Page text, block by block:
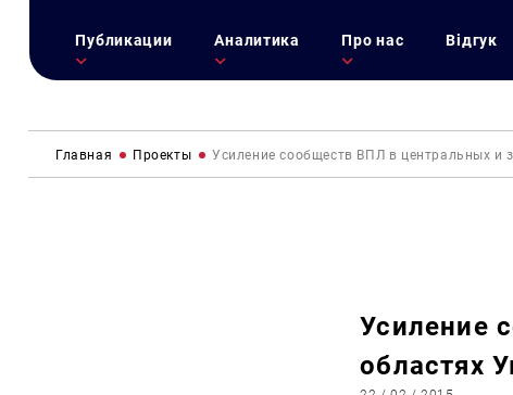
Публикации Аналитика Про нас Відгук
Главная Проекты Усиление сообществ ВПЛ в центральных и
Усиление
областях